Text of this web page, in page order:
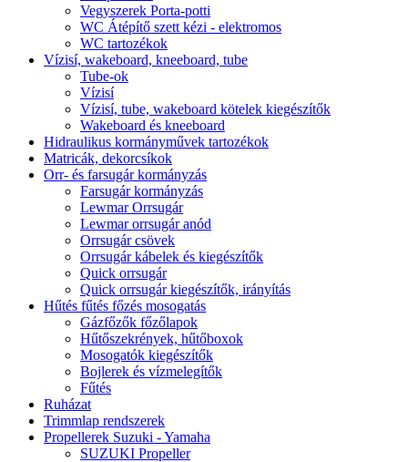
Vegyszerek Porta-potti
WC Átépítő szett kézi - elektromos
WC tartozékok
Vízisí, wakeboard, kneeboard, tube
Tube-ok
Vízisí
Vízisí, tube, wakeboard kötelek kiegészítők
Wakeboard és kneeboard
Hidraulikus kormányművek tartozékok
Matricák, dekorcsíkok
Orr- és farsugár kormányzás
Farsugár kormányzás
Lewmar Orrsugár
Lewmar orrsugár anód
Orrsugár csövek
Orrsugár kábelek és kiegészítők
Quick orrsugár
Quick orrsugár kiegészítők, irányítás
Hűtés fűtés főzés mosogatás
Gázfőzők főzőlapok
Hűtőszekrények, hűtőboxok
Mosogatók kiegészítők
Bojlerek és vízmelegítők
Fűtés
Ruházat
Trimmlap rendszerek
Propellerek Suzuki - Yamaha
SUZUKI Propeller